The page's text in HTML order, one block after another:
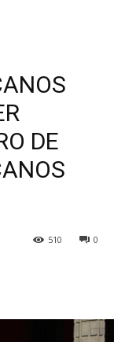
DE
0
510